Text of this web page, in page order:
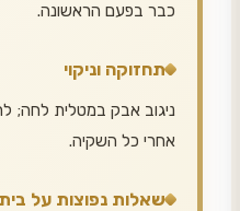
כבר בפעם הראשונה.
תחזוקה וניקוי
ניגוב אבק במטלית לחה;
אחרי כל השקיה.
שאלות נפוצות על